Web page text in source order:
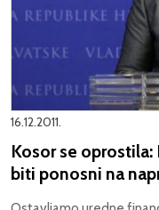
16.12.2011.
Kosor se
biti ponosni na